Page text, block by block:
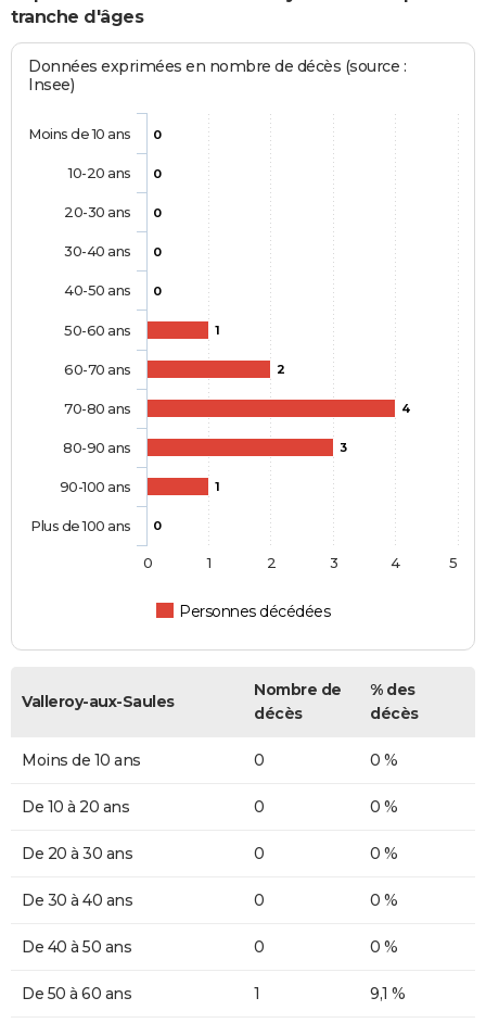
tranche d'âges
Données exprimées en nombre de décès (source :
Insee)
0
0
0
0
0
1
2
4
3
1
0
Personnes décédées
Moins de 10 ans
10-20 ans
20-30 ans
30-40 ans
40-50 ans
50-60 ans
60-70 ans
70-80 ans
80-90 ans
90-100 ans
Plus de 100 ans
0 1 2 3 4 5
Valleroy-aux-Saules
Nombre de
décès
% des
décès
Moins de 10 ans 0 0 %
De 10 à 20 ans 0 0 %
De 20 à 30 ans 0 0 %
De 30 à 40 ans 0 0 %
De 40 à 50 ans 0 0 %
De 50 à 60 ans 1 9,1 %